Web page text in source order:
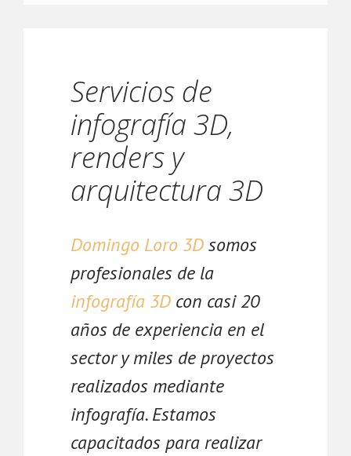
Servicios de
infografía 3D,
renders y
arquitectura 3D
Domingo Loro 3Dsomos
profesionales de la
infografía 3D con casi 20
años de experiencia en el
sector y miles de proyectos
realizados mediante
infografía. Estamos
capacitados para realizar